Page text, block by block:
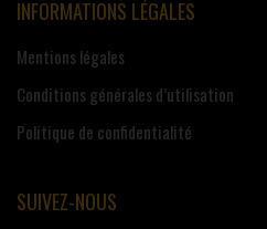
INFORMATIONS LÉGALES
Mentions légales
Conditions générales d’utilisation
Politique de confidentialité
SUIVEZ-NOUS